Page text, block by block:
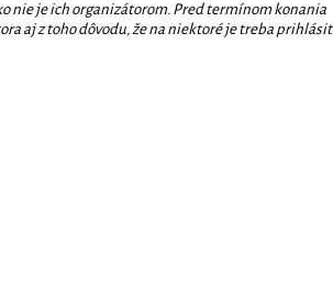
nie je ich organizátorom. Pred termínom konania
aj z toho dôvodu, že na niektoré je treba prihlásiť